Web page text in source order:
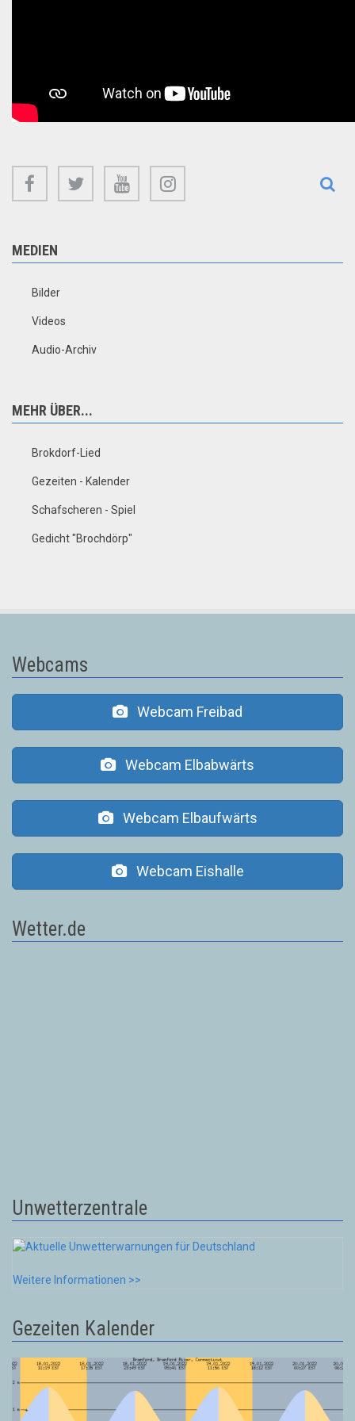
facebook twitter youtube
MEDIEN
Bilder
Videos
Audio-Archiv
MEHR ÜBER...
Brokdorf-Lied
Gezeiten - Kalender
Schafscheren - Spiel
Gedicht "Brochdörp"
Webcams
Webcam Freibad
Webcam Elbabwärts
Webcam Elbaufwärts
Webcam Eishalle
Wetter.de
Unwetterzentrale
Weitere Informationen >>
Gezeiten Kalender